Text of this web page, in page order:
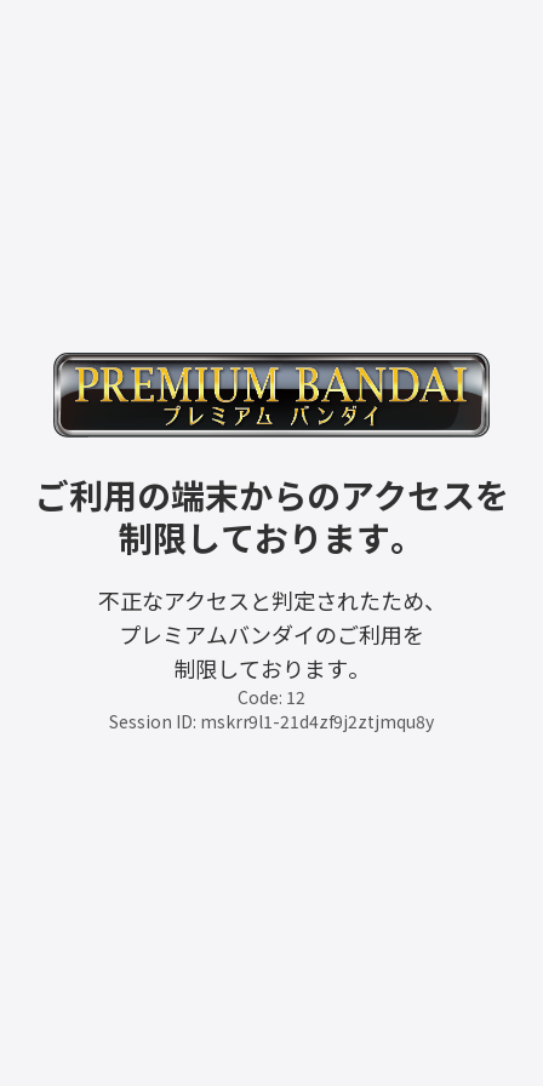
ご利用の端末からのアクセスを
制限しております。
不正なアクセスと判定されたため、
プレミアムバンダイのご利用を
制限しております。
Code: 12
Session ID: mskrr9l1-21d4zf9j2ztjmqu8y